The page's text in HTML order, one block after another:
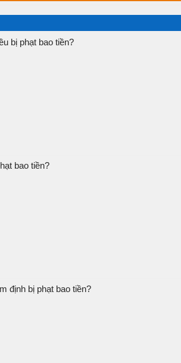
bị phạt bao tiền?
bao tiền?
định bị phạt bao tiền?